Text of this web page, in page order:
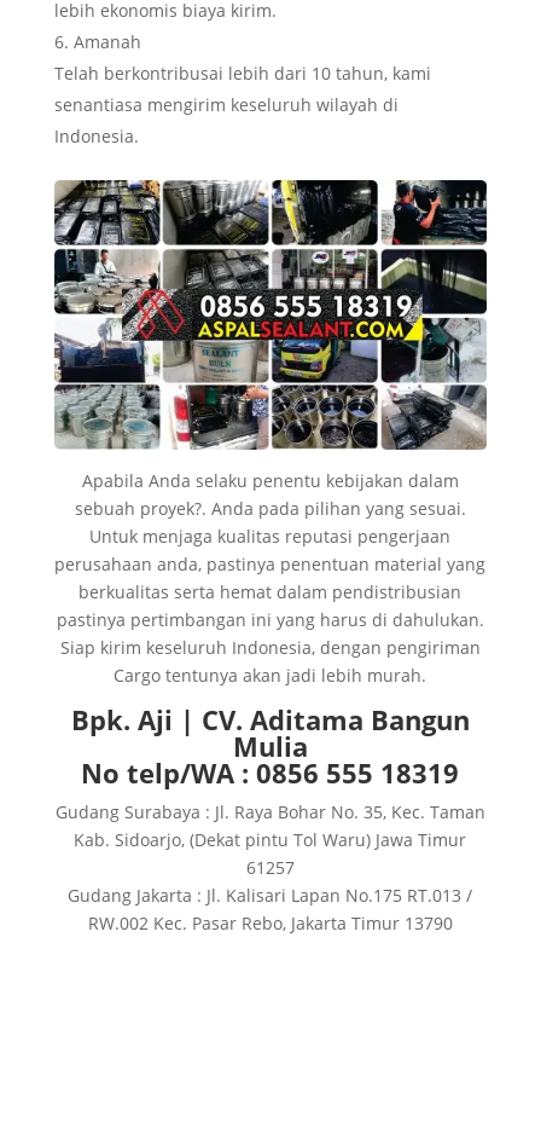
lebih ekonomis biaya kirim.
Amanah
Telah berkontribusai lebih dari 10 tahun, kami
senantiasa mengirim keseluruh wilayah di
Indonesia.
Apabila Anda selaku penentu kebijakan dalam
sebuah proyek?. Anda pada pilihan yang sesuai.
Untuk menjaga kualitas reputasi pengerjaan
perusahaan anda, pastinya penentuan material yang
berkualitas serta hemat dalam pendistribusian
pastinya pertimbangan ini yang harus di dahulukan.
Siap kirim keseluruh Indonesia, dengan pengiriman
Cargo tentunya akan jadi lebih murah.
Bpk. Aji | CV. Aditama Bangun
Mulia
No telp/WA : 0856 555 18319
Gudang Surabaya : Jl. Raya Bohar No. 35, Kec. Taman
Kab. Sidoarjo, (Dekat pintu Tol Waru) Jawa Timur
61257
Gudang Jakarta : Jl. Kalisari Lapan No.175 RT.013 /
RW.002 Kec. Pasar Rebo, Jakarta Timur 13790